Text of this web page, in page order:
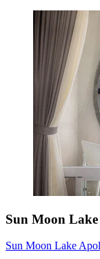
Sun Moon
Sun Moon Lake